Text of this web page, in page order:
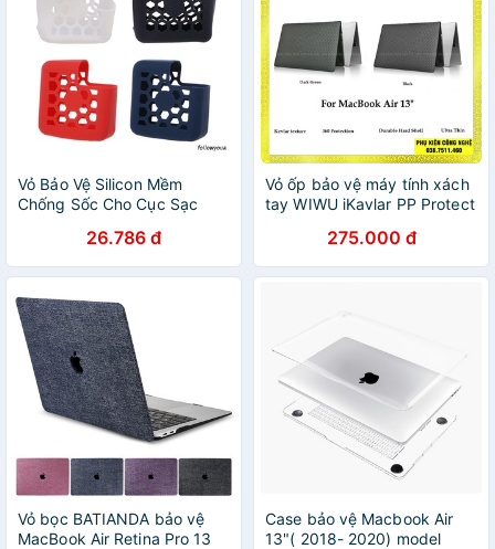
Vỏ Bảo Vệ Silicon Mềm
Chống Sốc Cho Cục Sạc
26.786 đ
Vỏ ốp bảo vệ máy tính xách
tay WIWU iKavlar PP Protect
Pro (13’ 2020)275.000 đ
Vỏ bọc BATIANDA bảo vệ
MacBook Air Retina Pro 13
Case bảo vệ Macbook Air
13"( 2018- 2020) model